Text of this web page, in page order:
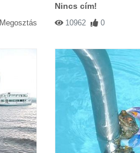
Megosztás
Nincs cím!
10962 0